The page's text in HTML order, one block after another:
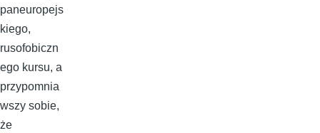
paneuropejs
kiego,
rusofobiczn
ego kursu, a
przypomnia
wszy sobie,
że